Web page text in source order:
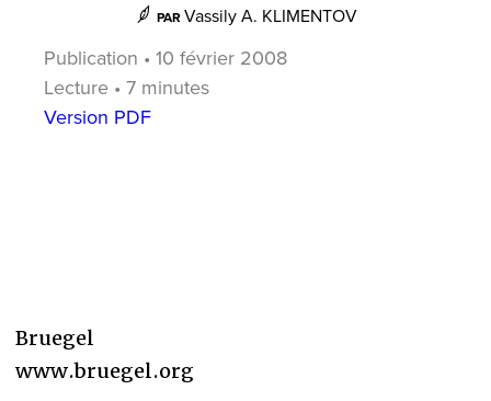
PAR Vassily A. KLIMENTOV
Publication • 10 février 2008
Lecture • 7 minutes
Version PDF
Bruegel
www.bruegel.org